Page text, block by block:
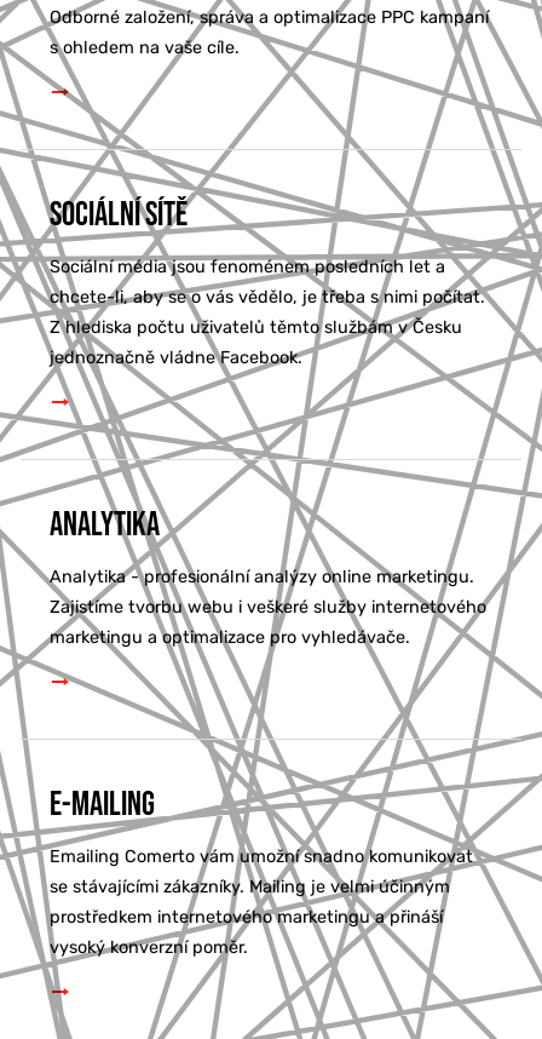
Odborné založení, správa a optimalizace PPC kampaní
s ohledem na vaše cíle.
Sociální sítě
Sociální média jsou fenoménem posledních let a
chcete-li, aby se o vás vědělo, je třeba s nimi počítat.
Z hlediska počtu uživatelů těmto službám v Česku
jednoznačně vládne Facebook.
Analytika
Analytika - profesionální analýzy online marketingu.
Zajistíme tvorbu webu i veškeré služby internetového
marketingu a optimalizace pro vyhledávače.
E-mailing
Emailing Comerto vám umožní snadno komunikovat
se stávajícími zákazníky. Mailing je velmi účinným
prostředkem internetového marketingu a přináší
vysoký konverzní poměr.